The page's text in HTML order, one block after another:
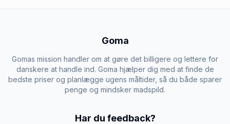
Goma
Gomas mission handler om at gøre det billigere og lettere for
danskere at handle ind. Goma hjælper dig med at finde de
bedste priser og planlægge ugens måltider, så du både sparer
penge og mindsker madspild.
Har du feedback?